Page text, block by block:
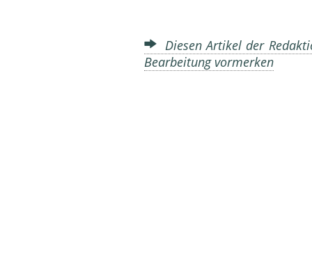
Diesen Artikel der
Bearbeitung vormerken